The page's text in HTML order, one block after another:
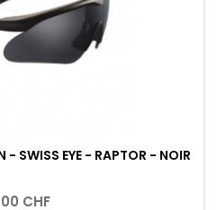
- SWISS EYE - RAPTOR - NOIR
CHF